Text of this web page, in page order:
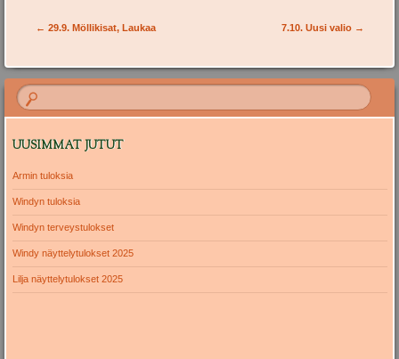
Post navigation
← 29.9. Möllikisat, Laukaa 7.10. Uusi valio →
UUSIMMAT JUTUT
Armin tuloksia
Windyn tuloksia
Windyn terveystulokset
Windy näyttelytulokset 2025
Lilja näyttelytulokset 2025